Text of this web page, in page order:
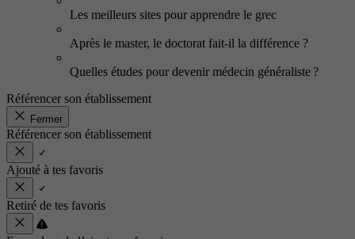
Les meilleurs sites pour apprendre le grec
Après le master, le doctorat fait-il la différence ?
Quelles études pour devenir médecin généraliste ?
Référencer son établissement
Fermer
Référencer son établissement
Ajouté à tes favoris
Retiré de tes favoris